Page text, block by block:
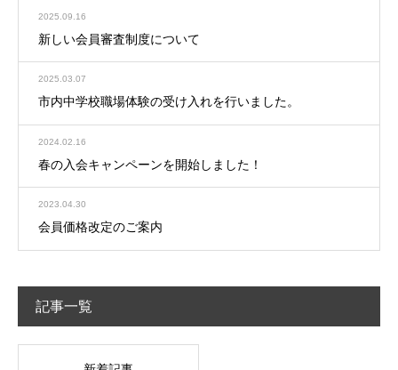
2025.09.16
新しい会員審査制度について
2025.03.07
市内中学校職場体験の受け入れを行いました。
2024.02.16
春の入会キャンペーンを開始しました！
2023.04.30
会員価格改定のご案内
記事一覧